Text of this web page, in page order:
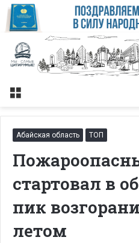
Меню
Абайская область ТОП
стартовал в
пик
летом